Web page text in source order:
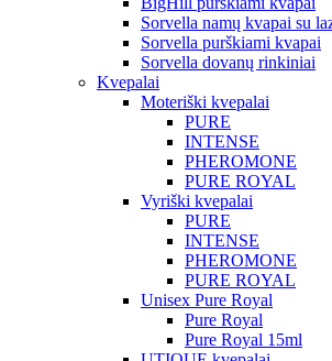
Sorvella namų kvapai su
Sorvella purškiami kvapai
Sorvella dovanų rinkiniai
Kvepalai
Moteriški kvepalai
PURE
INTENSE
PHEROMONE
PURE ROYAL
Vyriški kvepalai
PURE
INTENSE
PHEROMONE
PURE ROYAL
Unisex Pure Royal
Pure Royal
Pure Royal 15ml